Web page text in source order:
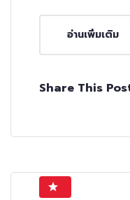
อ่านเพิ่มเติม
Share This